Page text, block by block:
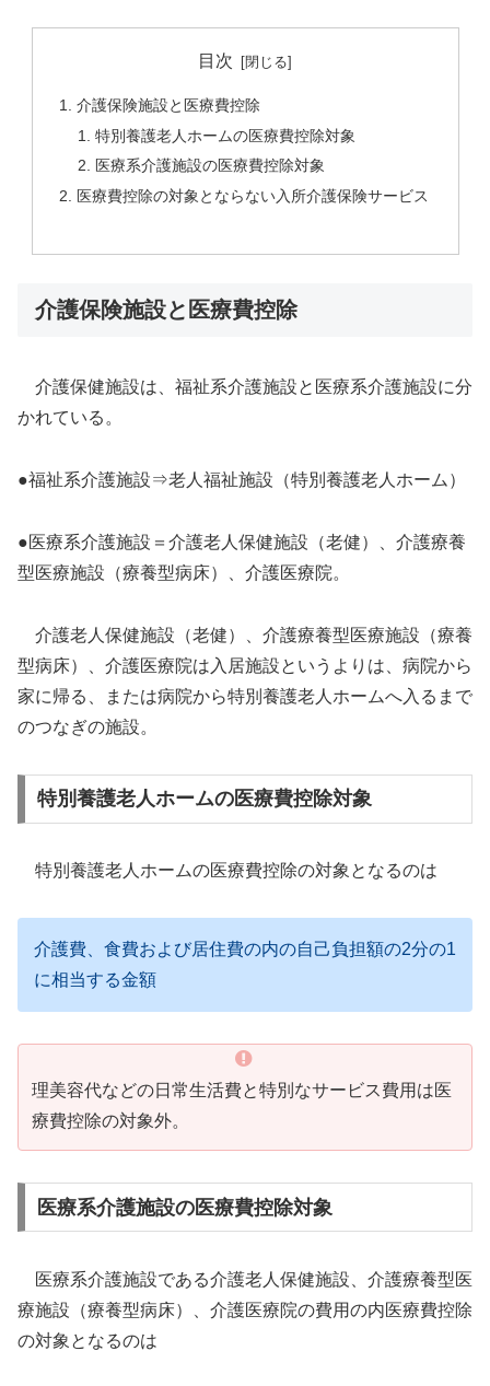
目次
介護保険施設と医療費控除
特別養護老人ホームの医療費控除対象
医療系介護施設の医療費控除対象
医療費控除の対象とならない入所介護保険サービス
介護保険施設と医療費控除
介護保健施設は、福祉系介護施設と医療系介護施設に分
かれている。
●福祉系介護施設⇒老人福祉施設（特別養護老人ホーム）
●医療系介護施設＝介護老人保健施設（老健）、介護療養
型医療施設（療養型病床）、介護医療院。
介護老人保健施設（老健）、介護療養型医療施設（療養
型病床）、介護医療院は入居施設というよりは、病院から
家に帰る、または病院から特別養護老人ホームへ入るまで
のつなぎの施設。
特別養護老人ホームの医療費控除対象
特別養護老人ホームの医療費控除の対象となるのは
介護費、食費および居住費の内の自己負担額の2分の1
に相当する金額
理美容代などの日常生活費と特別なサービス費用は医
療費控除の対象外。
医療系介護施設の医療費控除対象
医療系介護施設である介護老人保健施設、介護療養型医
療施設（療養型病床）、介護医療院の費用の内医療費控除
の対象となるのは